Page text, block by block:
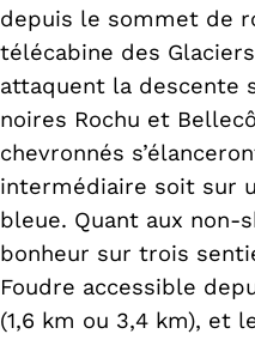
depuis le sommet de
télécabine des
attaquent la descente
noires Rochu et
chevronnés
intermédiaire soit sur
bleue. Quant aux
bonheur sur trois
Foudre accessible
(1,6 km ou 3,4 km), et